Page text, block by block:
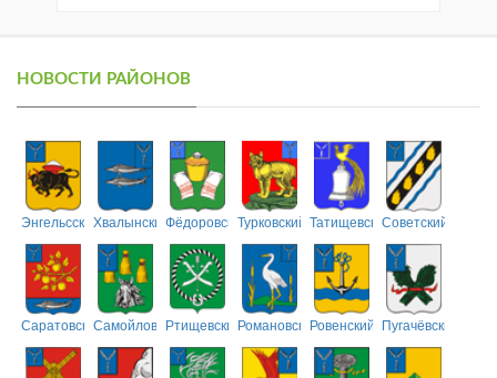
НОВОСТИ РАЙОНОВ
ЭнгельсскийХвалынскийФёдоровскийТурковский ТатищевскийСоветский
СаратовскийСамойловскийРтищевскийРомановскийРовенский Пугачёвский